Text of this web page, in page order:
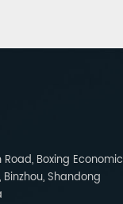
Boxing Economic
Shandong